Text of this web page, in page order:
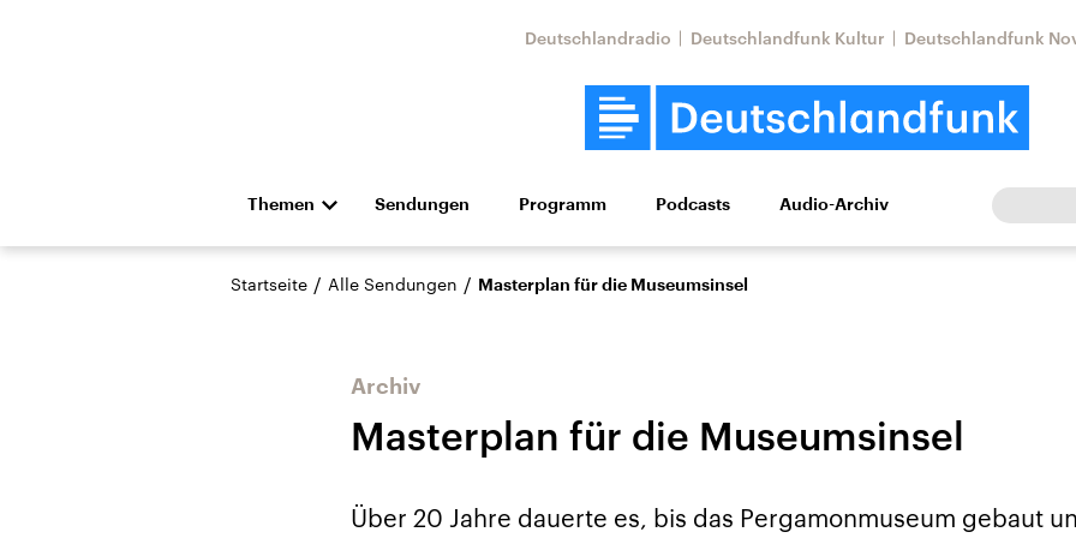
Deutschlandradio Deutschlandfunk Kultur Deutschlandfunk
Themen
Die Nachrichten Politik Wirtschaft Wissen Kultur Europa
Hörspiel und Feature Musik
Aktuelle Beiträge,
Aktuelle Lage und
Aktuelle Lage und
In unseren
Sendungen Programm Podcasts Audio-Archiv
Startseite / Alle Sendungen / Masterplan für die Museumsinsel
Archiv
Masterplan für die Museumsinsel
Über 20 Jahre dauerte es, bis das Pergamonmuseum gebaut